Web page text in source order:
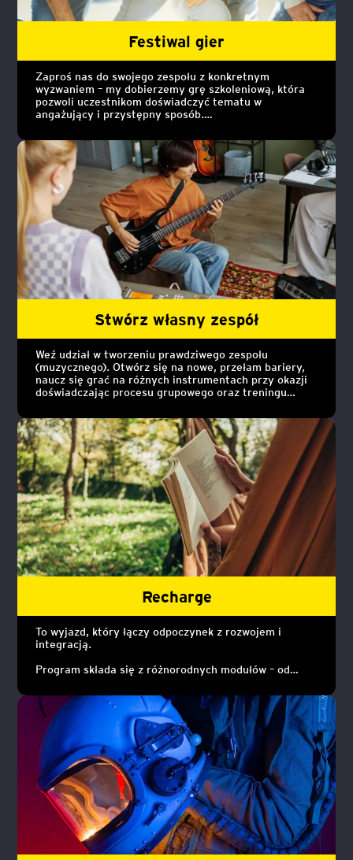
Festiwal gier
Zaproś nas do swojego zespołu z konkretnym
wyzwaniem – my dobierzemy grę szkoleniową, która
pozwoli uczestnikom doświadczyć tematu w
angażujący i przystępny sposób.
To nie tylko wspólna zabawa – to facylitowany proces,
w którym obserwujemy zachowania, wspieramy
zespołową refleksję i pomagamy wyciągać wnioski.
Stwórz własny zespół
Weź udział w tworzeniu prawdziwego zespołu
(muzycznego). Otwórz się na nowe, przełam bariery,
naucz się grać na różnych instrumentach przy okazji
doświadczając procesu grupowego oraz treningu
Recharge
To wyjazd, który łączy odpoczynek z rozwojem i
integracją.
Program składa się z różnorodnych modułów – od
przestrzeń na refleksję, po mniej formalne atrakcje,
które pozwalają złapać dystans i odbudować energię.